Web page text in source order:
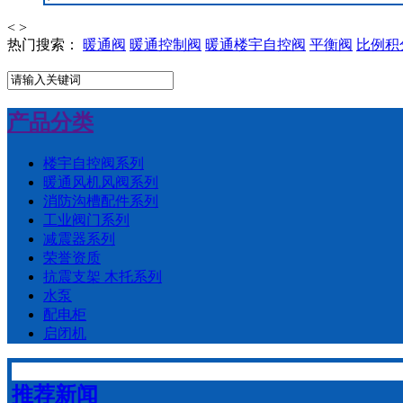
< >
热门搜索： 暖通阀 暖通控制阀 暖通楼宇自控阀 平衡阀 比例积
产品分类
楼宇自控阀系列
暖通风机风阀系列
消防沟槽配件系列
工业阀门系列
减震器系列
荣誉资质
抗震支架 木托系列
水泵
配电柜
启闭机
推荐新闻